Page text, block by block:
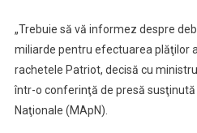
„Trebuie să vă informez despre
miliarde pentru efectuarea plăţilor
rachetele Patriot, decisă cu
într-o conferinţă de presă
Naţionale (MApN).